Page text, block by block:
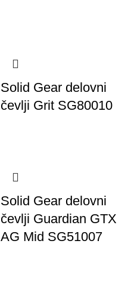
Solid Gear delovni
čevlji Grit SG80010
Solid Gear delovni
čevlji Guardian GTX
AG Mid SG51007